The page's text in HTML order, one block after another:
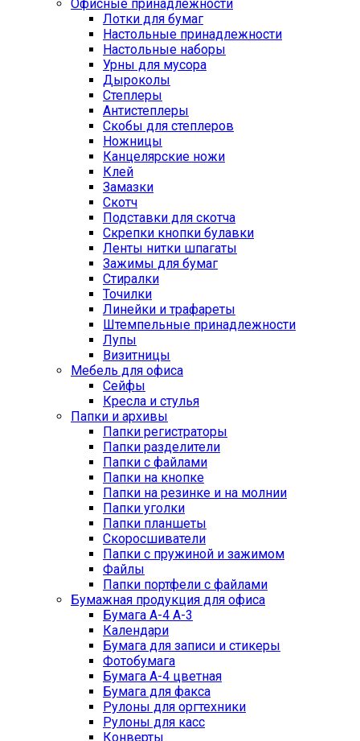
Офисные принадлежности
Лотки для бумаг
Настольные принадлежности
Настольные наборы
Урны для мусора
Дыроколы
Степлеры
Антистеплеры
Скобы для степлеров
Ножницы
Канцелярские ножи
Клей
Замазки
Скотч
Подставки для скотча
Скрепки кнопки булавки
Ленты нитки шпагаты
Зажимы для бумаг
Стиралки
Точилки
Линейки и трафареты
Штемпельные принадлежности
Лупы
Визитницы
Мебель для офиса
Сейфы
Кресла и стулья
Папки и архивы
Папки регистраторы
Папки разделители
Папки с файлами
Папки на кнопке
Папки на резинке и на молнии
Папки уголки
Папки планшеты
Скоросшиватели
Папки с пружиной и зажимом
Файлы
Папки портфели с файлами
Бумажная продукция для офиса
Бумага А-4 А-3
Календари
Бумага для записи и стикеры
Фотобумага
Бумага А-4 цветная
Бумага для факса
Рулоны для оргтехники
Рулоны для касс
Конверты